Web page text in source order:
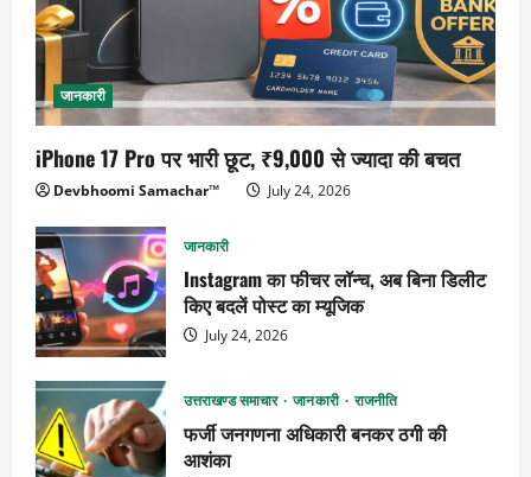
जानकारी
iPhone 17 Pro पर भारी छूट, ₹9,000 से ज्यादा की बचत
Devbhoomi Samachar™ July 24, 2026
जानकारी
Instagram का फीचर लॉन्च, अब बिना डिलीट
किए बदलें पोस्ट का म्यूजिक
July 24, 2026
उत्तराखण्ड समाचार जानकारी राजनीति
फर्जी जनगणना अधिकारी बनकर ठगी की
आशंका